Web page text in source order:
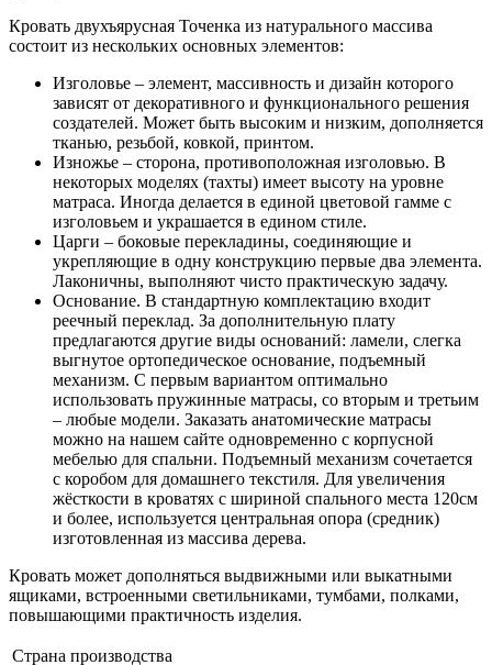
Кровать двухъярусная Точенка из натурального массива
состоит из нескольких основных элементов:
Изголовье – элемент, массивность и дизайн которого
зависят от декоративного и функционального решения
создателей. Может быть высоким и низким, дополняется
тканью, резьбой, ковкой, принтом.
Изножье – сторона, противоположная изголовью. В
некоторых моделях (тахты) имеет высоту на уровне
матраса. Иногда делается в единой цветовой гамме с
изголовьем и украшается в едином стиле.
Царги – боковые перекладины, соединяющие и
укрепляющие в одну конструкцию первые два элемента.
Лаконичны, выполняют чисто практическую задачу.
Основание. В стандартную комплектацию входит
реечный переклад. За дополнительную плату
предлагаются другие виды оснований: ламели, слегка
выгнутое ортопедическое основание, подъемный
механизм. С первым вариантом оптимально
использовать пружинные матрасы, со вторым и третьим
– любые модели. Заказать анатомические матрасы
можно на нашем сайте одновременно с корпусной
мебелью для спальни. Подъемный механизм сочетается
с коробом для домашнего текстиля. Для увеличения
жёсткости в кроватях с шириной спального места 120см
и более, используется центральная опора (средник)
изготовленная из массива дерева.
Кровать может дополняться выдвижными или выкатными
ящиками, встроенными светильниками, тумбами, полками,
повышающими практичность изделия.
Страна производства